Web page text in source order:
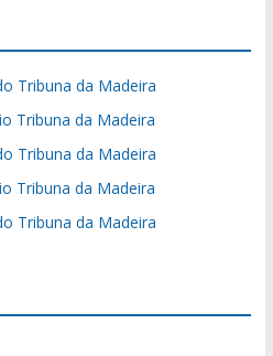
Tribuna da Madeira
Tribuna da Madeira
Tribuna da Madeira
Tribuna da Madeira
Tribuna da Madeira